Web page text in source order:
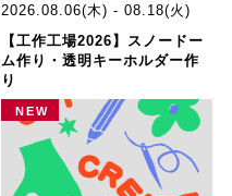
2026.08.06(木) - 08.18(火)
【工作工場2026】スノードー
ム作り・透明キーホルダー作
り
NEW